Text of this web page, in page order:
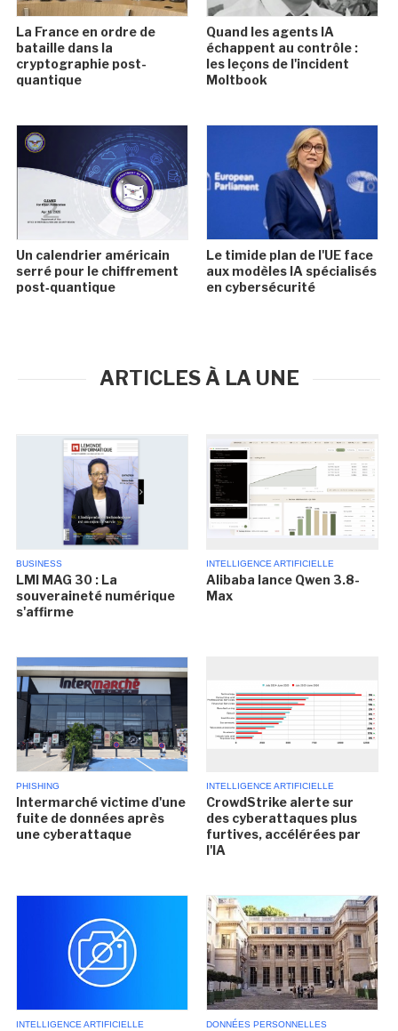
La France en ordre de
bataille dans la
cryptographie post-
quantique
Quand les agents IA
échappent au contrôle :
les leçons de l'incident
Moltbook
Un calendrier américain
serré pour le chiffrement
post‑quantique
Le timide plan de l'UE face
aux modèles IA spécialisés
en cybersécurité
ARTICLES À LA UNE
BUSINESS
LMI MAG 30 : La
souveraineté numérique
s'affirme
INTELLIGENCE ARTIFICIELLE
Alibaba lance Qwen 3.8-
Max
PHISHING
Intermarché victime d'une
fuite de données après
une cyberattaque
INTELLIGENCE ARTIFICIELLE
CrowdStrike alerte sur
des cyberattaques plus
furtives, accélérées par
l'IA
INTELLIGENCE ARTIFICIELLE DONNÉES PERSONNELLES